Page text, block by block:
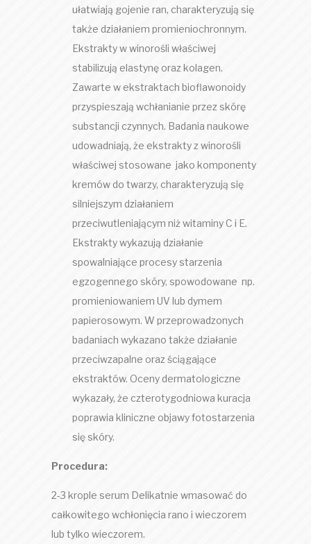
ułatwiają gojenie ran, charakteryzują się
także działaniem promieniochronnym.
Ekstrakty w winorośli właściwej
stabilizują elastynę oraz kolagen.
Zawarte w ekstraktach bioflawonoidy
przyspieszają wchłanianie przez skórę
substancji czynnych. Badania naukowe
udowadniają, że ekstrakty z winorośli
właściwej stosowane jako komponenty
kremów do twarzy, charakteryzują się
silniejszym działaniem
przeciwutleniającym niż witaminy C i E.
Ekstrakty wykazują działanie
spowalniające procesy starzenia
egzogennego skóry, spowodowane np.
promieniowaniem UV lub dymem
papierosowym. W przeprowadzonych
badaniach wykazano także działanie
przeciwzapalne oraz ściągające
ekstraktów. Oceny dermatologiczne
wykazały, że czterotygodniowa kuracja
poprawia kliniczne objawy fotostarzenia
się skóry.
Procedura:
2-3 krople serum Delikatnie wmasować do
całkowitego wchłonięcia rano i wieczorem
lub tylko wieczorem.